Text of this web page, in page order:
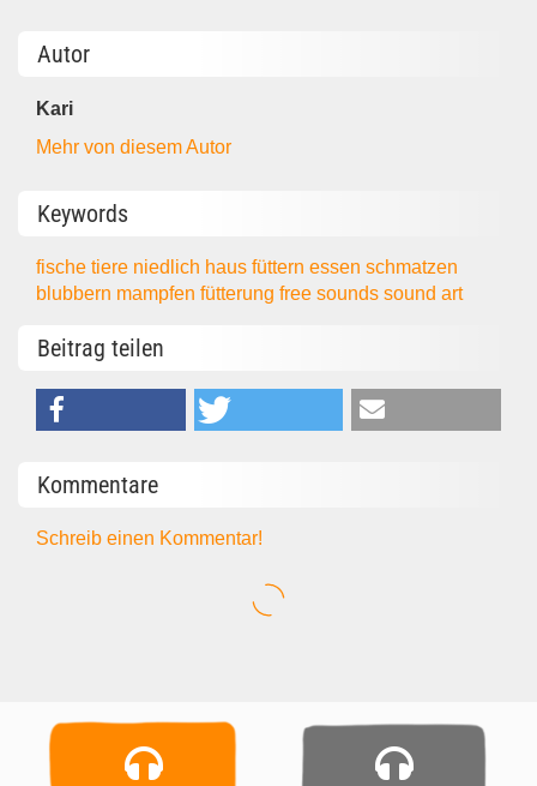
Autor
Kari
Mehr von diesem Autor
Keywords
fischetiere niedlich hausfütternessenschmatzen
blubbern mampfenfütterungfree soundssound art
Beitrag teilen
Kommentare
Schreib einen Kommentar!